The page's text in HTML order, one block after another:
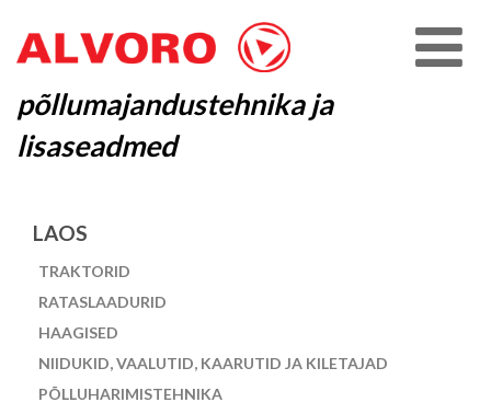
põllumajandustehnika ja
lisaseadmed
LAOS
TRAKTORID
RATASLAADURID
HAAGISED
NIIDUKID, VAALUTID, KAARUTID JA KILETAJAD
PÕLLUHARIMISTEHNIKA